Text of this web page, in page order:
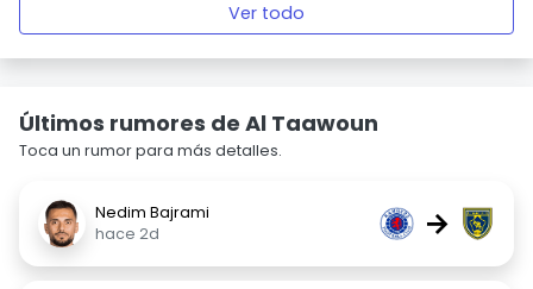
Ver todo
Últimos rumores de Al Taawoun
Toca un rumor para más detalles.
Nedim Bajrami
hace 2d
→